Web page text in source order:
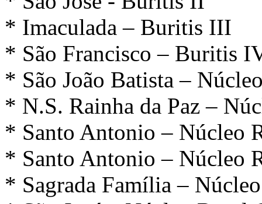
* Imaculada – Buritis III
* São Francisco –
* São João Batista –
* N.S. Rainha da Paz –
* Santo Antonio – Núcleo
* Santo Antonio – Núcleo
* Sagrada Família –